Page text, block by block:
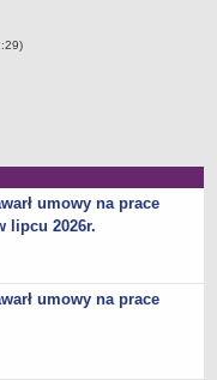
w PUP Bydgoszcz
umowy na prace
lipcu 2026r.
umowy na prace